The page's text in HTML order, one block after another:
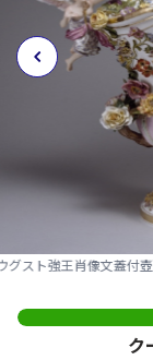
エミール
ク